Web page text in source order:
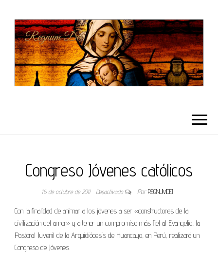
Congreso Jóvenes católicos
16 de octubre de 2011 Desactivado Por REGNUMDEI
Con la finalidad de animar a los jóvenes a ser «constructores de la
civilización del amor» y a tener un compromiso más fiel al Evangelio, la
Pastoral Juvenil de la Arquidiócesis de Huancayo, en Perú, realizará un
Congreso de Jóvenes.